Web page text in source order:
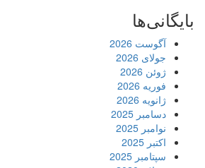
بایگانی‌ها
آگوست 2026
جولای 2026
ژوئن 2026
فوریه 2026
ژانویه 2026
دسامبر 2025
نوامبر 2025
اکتبر 2025
سپتامبر 2025